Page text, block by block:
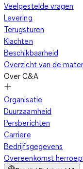
Veelgestelde vragen
Levering
Terugsturen
Klachten
Beschikbaarheid
Overzicht van de
Over C&A
Organisatie
Duurzaamheid
Persberichten
Carriere
Bedrijfsgegevens
Overeenkomst